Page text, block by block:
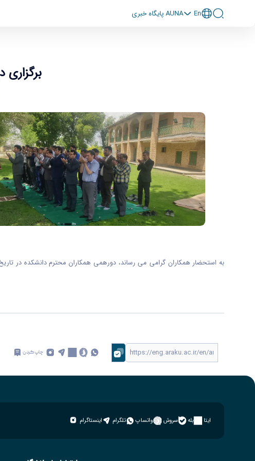
پايگاه خبری AUNA En
چاپ کردن
اینستاگرام تلگرام واتساپ سروش بله ایتا